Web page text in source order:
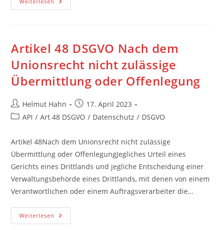
45
Grundlage
Eines
Artikel 48 DSGVO Nach dem
Unionsrecht nicht zulässige
Übermittlung oder Offenlegung
Beitrags-
Autor:
Helmut Hahn
Beitrag
veröffentlicht:
17. April 2023
Beitrags-
API / Art 48 DSGVO / Datenschutz / DSGVO
Artikel 48Nach dem Unionsrecht nicht zulässige
Übermittlung oder OffenlegungJegliches Urteil eines
Gerichts eines Drittlands und jegliche Entscheidung einer
Verwaltungsbehörde eines Drittlands, mit denen von einem
Verantwortlichen oder einem Auftragsverarbeiter die…
Weiterlesen Artikel
48